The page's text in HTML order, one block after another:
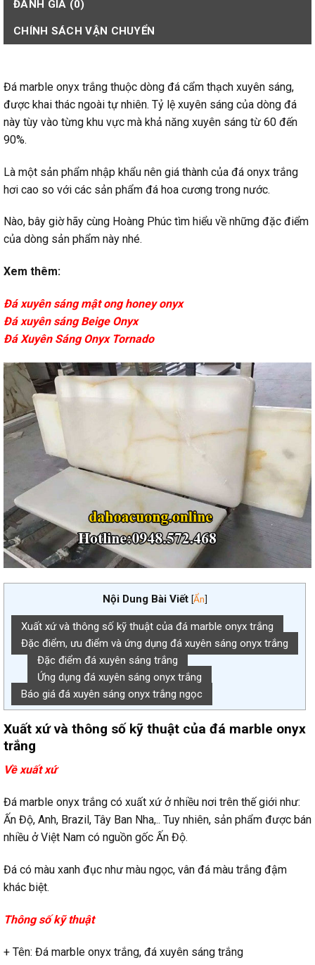
ĐÁNH GIÁ (0)
CHÍNH SÁCH VẬN CHUYỂN
Đá marble onyx trắng thuộc dòng đá cẩm thạch xuyên sáng,
được khai thác ngoài tự nhiên. Tỷ lệ xuyên sáng của dòng đá
này tùy vào từng khu vực mà khả năng xuyên sáng từ 60 đến
90%.
Là một sản phẩm nhập khẩu nên giá thành của đá onyx trắng
hơi cao so với các sản phẩm đá hoa cương trong nước.
Nào, bây giờ hãy cùng Hoàng Phúc tìm hiểu về những đặc điểm
của dòng sản phẩm này nhé.
Xem thêm:
Đá xuyên sáng mật ong honey onyx
Đá xuyên sáng Beige Onyx
Đá Xuyên Sáng Onyx Tornado
Nội Dung Bài Viết [Ẩn]
Xuất xứ và thông số kỹ thuật của đá marble onyx trắng
Đặc điểm, ưu điểm và ứng dụng đá xuyên sáng onyx trắng
Đặc điểm đá xuyên sáng trắng
Ứng dụng đá xuyên sáng onyx trắng
Báo giá đá xuyên sáng onyx trắng ngọc
Xuất xứ và thông số kỹ thuật của đá marble onyx
trắng
Về xuất xứ
Đá marble onyx trắng có xuất xứ ở nhiều nơi trên thế giới như:
Ấn Độ, Anh, Brazil, Tây Ban Nha,.. Tuy nhiên, sản phẩm được bán
nhiều ở Việt Nam có nguồn gốc Ấn Độ.
Đá có màu xanh đục như màu ngọc, vân đá màu trắng đậm
khác biệt.
Thông số kỹ thuật
+ Tên: Đá marble onyx trắng, đá xuyên sáng trắng